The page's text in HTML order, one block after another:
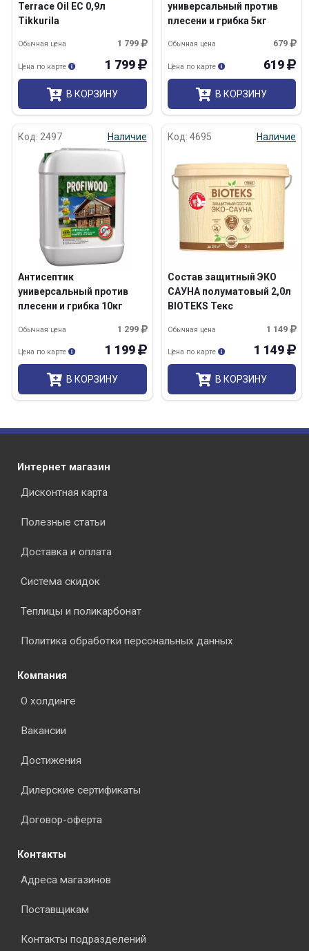
Terrace Oil EC 0,9л
Tikkurila
1 799
Обычная цена
1 799
Цена по карте
В КОРЗИНУ
универсальный против
плесени и грибка 5кг
679
Обычная цена
619
Цена по карте
В КОРЗИНУ
Код: 2497 Наличие
Антисептик
универсальный против
плесени и грибка 10кг
1 299
Обычная цена
1 199
Цена по карте
В КОРЗИНУ
Код: 4695 Наличие
Состав защитный ЭКО
САУНА полуматовый 2,0л
BIOTEKS Текс
1 149
Обычная цена
1 149
Цена по карте
В КОРЗИНУ
Интернет магазин
Дисконтная карта
Полезные статьи
Доставка и оплата
Система скидок
Теплицы и поликарбонат
Политика обработки персональных данных
Компания
О холдинге
Вакансии
Достижения
Дилерские сертификаты
Договор-оферта
Контакты
Адреса магазинов
Поставщикам
Контакты подразделений